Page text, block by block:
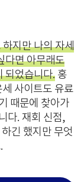
지만 나의 자세
다면 아무래도
되었습니다. 홍
사이트도 유료
때문에 찾아가
다. 재회 신점,
긴 했지만 무엇